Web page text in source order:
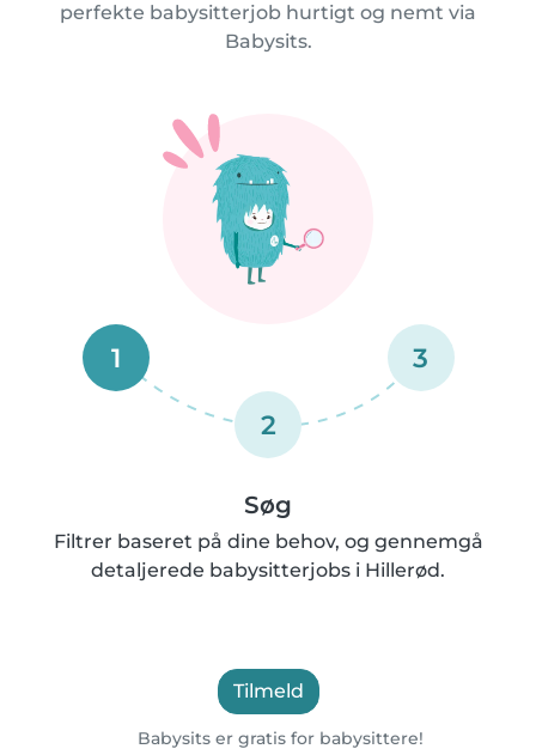
perfekte babysitterjob hurtigt og nemt via
Babysits.
1
2
3
Søg
Filtrer baseret på dine behov, og gennemgå
detaljerede babysitterjobs i Hillerød.
Tilmeld
Babysits er gratis for babysittere!